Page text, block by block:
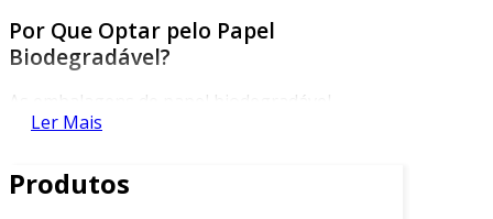
Por Que Optar pelo Papel
Biodegradável?
As embalagens de papel biodegradável
apresentam várias vantagens. Em primeiro
impacto ambiental. O papel biodegradável
Ler Mais
Produtos